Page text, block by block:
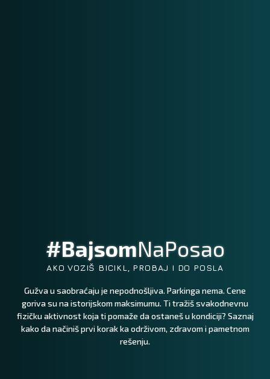
#BajsomNaPosao
AKO VOZIŠ BICIKL, PROBAJ I DO POSLA
Gužva u saobraćaju je nepodnošljiva. Parkinga nema. Cene
goriva su na istorijskom maksimumu. Ti tražiš svakodnevnu
fizičku aktivnost koja ti pomaže da ostaneš u kondiciji? Saznaj
kako da načiniš prvi korak ka održivom, zdravom i pametnom
rešenju.